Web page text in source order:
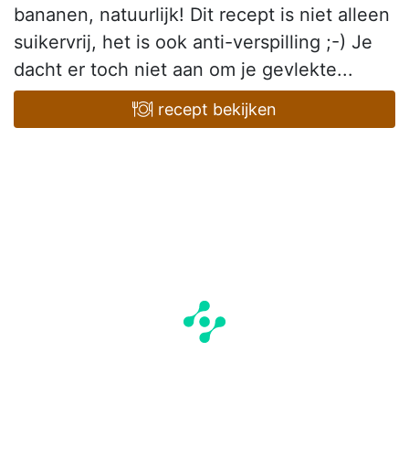
bananen, natuurlijk! Dit recept is niet alleen
suikervrij, het is ook anti-verspilling ;-) Je
dacht er toch niet aan om je gevlekte...
recept bekijken